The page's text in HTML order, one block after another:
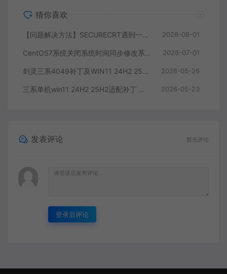
猜你喜欢
【问题解决方法】SECURECRT遇到一个致命错误其必须关闭 2026-08-01
CentOS7系统关闭系统时间同步修改系统时间教学 2026-07-01
剑灵三系4049补丁及WIN11 24H2 25H2补丁 2026-05-26
三系单机win11 24H2 25H2适配补丁 解决win11启动bin64无反应问题 据说也能解决4049 2026-05-23
发表评论 暂无评论
登录后评论